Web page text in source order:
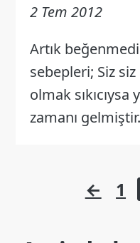
2 Tem 2012
Artık
sebepleri; Siz
olmak
zamanı
← 1